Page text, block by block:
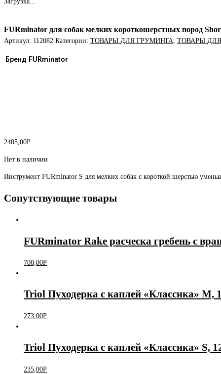
FURminator для собак мелких короткошерстных пород
Артикул: 112082 Категории: ТОВАРЫ ДЛЯ ГРУМИНГА, ТОВАРЫ
Бренд FURminator
2405,00Р
Нет в наличии
Инструмент FURminator S для мелких собак с короткой шерстью
Сопутствующие товары
FURminator Rake расческа гребень с
700,00Р
Triol Пуходерка с каплей «Классика» M,
273,00Р
Triol Пуходерка с каплей «Классика» S,
235,00Р